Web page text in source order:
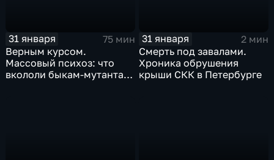
31 января
75 мин
Верным курсом.
Массовый психоз: что
вкололи быкам-мутантам,
31 января
2 мин
Смерть под завалами.
Хроника обрушения
крыши СКК в Петербурге